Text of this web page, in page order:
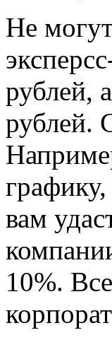
Не
рублей,
рублей.
вам
10%.